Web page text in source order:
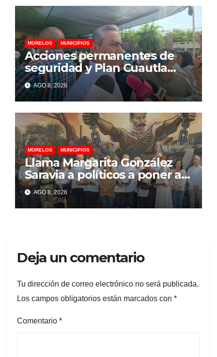
MORELOS MUNICIPIOS
Acciones permanentes de
seguridad y Plan Cuautla
dejan 58 detenidos y más de
150 extorsiones resueltas
AGO 8, 2026
MORELOS MUNICIPIOS
Llama Margarita González
Saravia a políticos a poner al
pueblo por encima de
intereses personales
AGO 8, 2026
Deja un comentario
Tu dirección de correo electrónico no será publicada.
Los campos obligatorios están marcados con *
Comentario *